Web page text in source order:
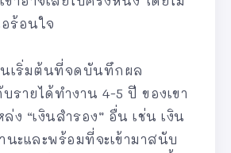
ร้อนใจ
นเริ่มต้นที่จดบันทึกผล
รายได้ทำงาน 4-5 ปี ของเขา
ง “เงินสำรอง” อื่น เช่น เงิน
ะและพร้อมที่จะเข้ามาสนับ